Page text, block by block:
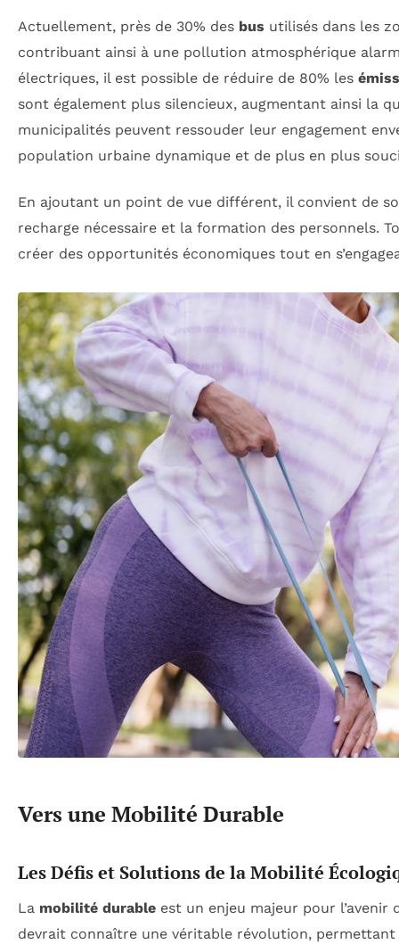
Actuellement, près de 30% des bus utilisés dans les
contribuant ainsi à une pollution atmosphérique
électriques, il est possible de réduire de 80% les
sont également plus silencieux, augmentant ainsi la
municipalités peuvent ressouder leur engagement
population urbaine dynamique et de plus en plus
En ajoutant un point de vue différent, il convient de
recharge nécessaire et la formation des personnels.
créer des opportunités économiques tout en
Vers une Mobilité Durable
Les Défis et Solutions de la Mobilité
La mobilité durable est un enjeu majeur pour
devrait connaître une véritable révolution,